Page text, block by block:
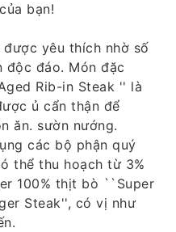
bạn!
yêu thích nhờ số
độc đáo. Món đặc
Rib-in Steak '' là
ủ cẩn thận để
ăn. sườn nướng.
các bộ phận quý
thể thu hoạch từ 3%
100% thịt bò ``Super
Steak'', có vị như